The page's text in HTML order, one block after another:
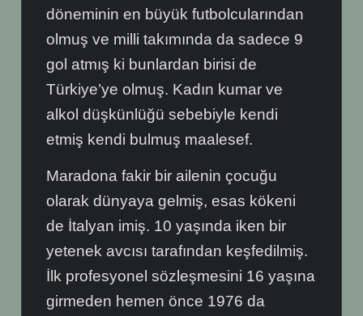
döneminin en büyük futbolcularından
olmuş ve milli takımında da sadece 9
gol atmış ki bunlardan birisi de
Türkiye’ye olmuş. Kadın kumar ve
alkol düşkünlüğü sebebiyle kendi
etmiş kendi bulmuş maalesef.
Maradona fakir bir ailenin çocuğu
olarak dünyaya gelmiş, esas kökeni
de İtalyan imiş. 10 yaşında iken bir
yetenek avcısı tarafından keşfedilmiş.
İlk profesyonel sözleşmesini 16 yaşına
girmeden hemen önce 1976 da